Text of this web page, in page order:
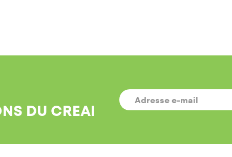
DU CREAI
E-
MAIL *